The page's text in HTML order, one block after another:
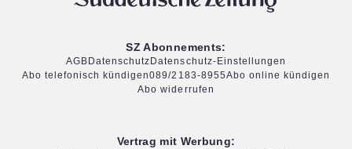
SZ Abonnements:
AGB Datenschutz Datenschutz-Einstellungen
Abo telefonisch kündigen089/2183-8955Abo online kündigen
Abo widerrufen
Vertrag mit Werbung: